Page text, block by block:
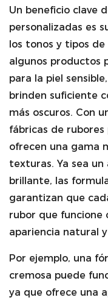
Un beneficio clave
personalizadas es
los tonos y tipos de
algunos productos
para la piel
brinden suficiente
más oscuros. Con
fábricas de
ofrecen una gama
texturas. Ya sea
brillante, las
garantizan que
rubor que funcione
apariencia natural
Por ejemplo, una
cremosa puede
ya que ofrece una